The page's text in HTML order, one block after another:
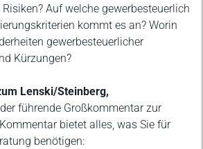
Risiken? Auf welche gewerbesteuerlich
kommt es an? Worin
gewerbesteuerlicher
Kürzungen?
Lenski/Steinberg,
führende Großkommentar zur
bietet alles, was Sie für
benötigen: